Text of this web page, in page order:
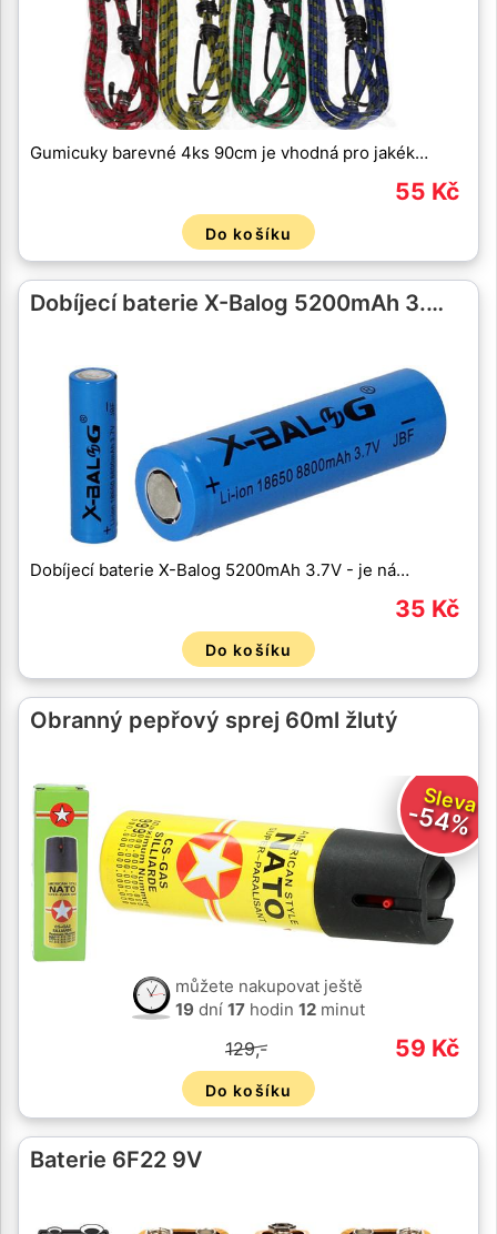
Gumicuky barevné 4ks 90cm je vhodná pro jakék…
55 Kč
Do košíku
Dobíjecí baterie X-Balog 5200mAh 3.…
Dobíjecí baterie X-Balog 5200mAh 3.7V - je ná…
35 Kč
Do košíku
Obranný pepřový sprej 60ml žlutý
Sleva
-54%
můžete nakupovat ještě
19 dní 17 hodin 12 minut
59 Kč
129,-
Do košíku
Baterie 6F22 9V